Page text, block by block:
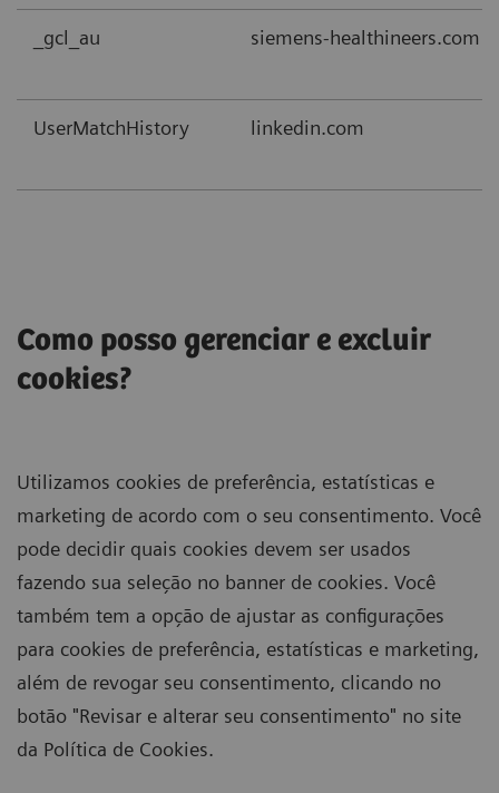
_gcl_au siemens-healthineers.com
UserMatchHistory linkedin.com
Como posso gerenciar e excluir
cookies?
Utilizamos cookies de preferência, estatísticas e
marketing de acordo com o seu consentimento. Você
pode decidir quais cookies devem ser usados
fazendo sua seleção no banner de cookies. Você
também tem a opção de ajustar as configurações
para cookies de preferência, estatísticas e marketing,
além de revogar seu consentimento, clicando no
botão "Revisar e alterar seu consentimento" no site
da Política de Cookies.